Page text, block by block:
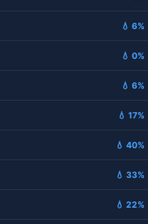
💧 6%
💧 0%
💧 6%
💧 17%
💧 40%
💧 33%
💧 22%